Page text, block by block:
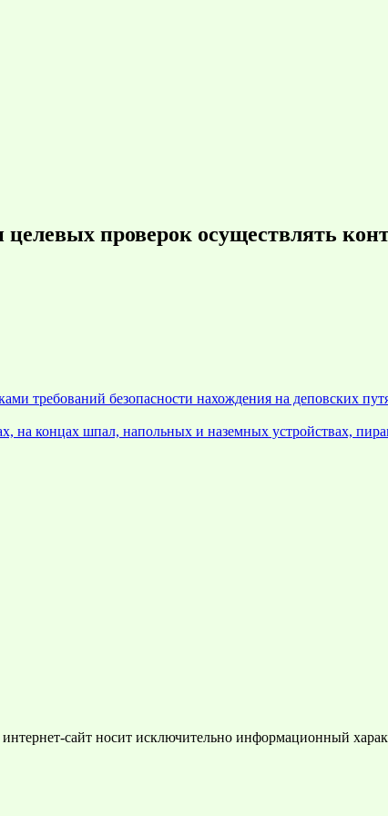
проверок осуществлять
требований безопасности нахождения на деповских
на концах шпал, напольных и наземных устройствах,
сайт носит исключительно информационный